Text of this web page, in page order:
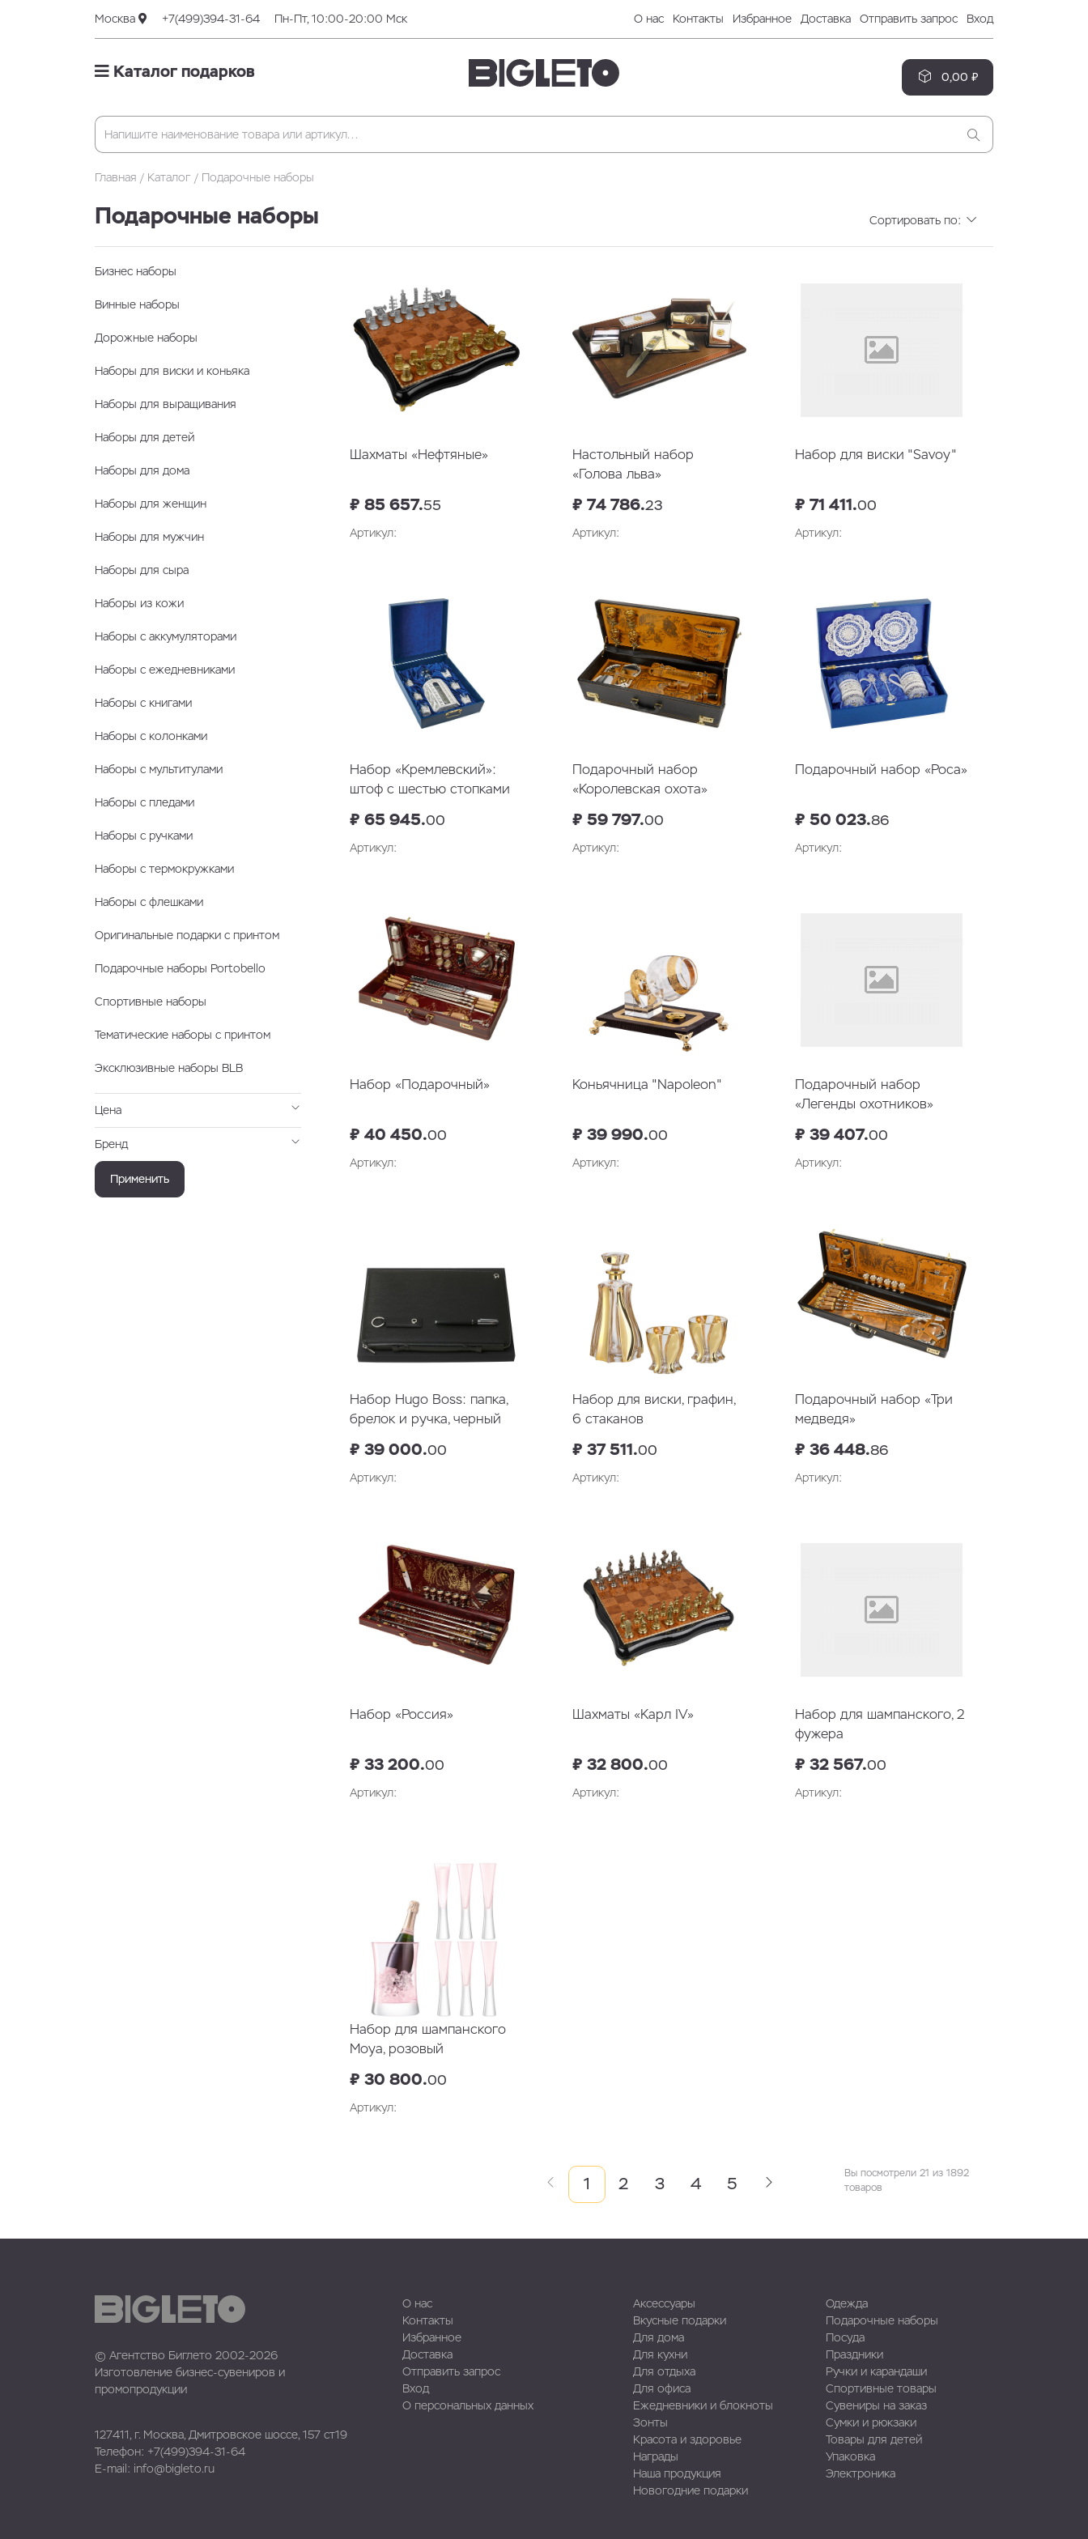
Москва +7(499)394-31-64 Пн-Пт, 10:00-20:00 Мск О нас Контакты Избранное Доставка Отправить запрос Вход
Каталог подарков 0,00 ₽
Главная Каталог Подарочные наборы
Подарочные наборы Сортировать по:
Бизнес наборы
Винные наборы
Дорожные наборы
Наборы для виски и коньяка
Наборы для выращивания
Наборы для детей
Наборы для дома
Наборы для женщин
Наборы для мужчин
Наборы для сыра
Наборы из кожи
Наборы с аккумуляторами
Наборы с ежедневниками
Наборы с книгами
Наборы с колонками
Наборы с мультитулами
Наборы с пледами
Наборы с ручками
Наборы с термокружками
Наборы с флешками
Оригинальные подарки с принтом
Подарочные наборы Portobello
Спортивные наборы
Тематические наборы с принтом
Эксклюзивные наборы BLB
Цена
Бренд
Применить
Шахматы «Нефтяные»
₽ 85 657.55
Артикул:
Настольный набор
«Голова льва»
₽ 74 786.23
Артикул:
Набор для виски "Savoy"
₽ 71 411.00
Артикул:
Набор «Кремлевский»:
штоф с шестью стопками
₽ 65 945.00
Артикул:
Подарочный набор
«Королевская охота»
₽ 59 797.00
Артикул:
Подарочный набор «Роса»
₽ 50 023.86
Артикул:
Набор «Подарочный»
₽ 40 450.00
Артикул:
Коньячница "Napoleon"
₽ 39 990.00
Артикул:
Подарочный набор
«Легенды охотников»
₽ 39 407.00
Артикул:
Набор Hugo Boss: папка,
брелок и ручка, черный
₽ 39 000.00
Артикул:
Набор для виски, графин,
6 стаканов
₽ 37 511.00
Артикул:
Подарочный набор «Три
медведя»
₽ 36 448.86
Артикул:
Набор «Россия»
₽ 33 200.00
Артикул:
Шахматы «Карл IV»
₽ 32 800.00
Артикул:
Набор для шампанского, 2
фужера
₽ 32 567.00
Артикул:
Набор для шампанского
Moya, розовый
₽ 30 800.00
Артикул:
1 2 3 4 5
Вы посмотрели 21 из 1892
товаров
© Агентство Биглето 2002-2026
Изготовление бизнес-сувениров и
промопродукции
127411, г. Москва, Дмитровское шоссе, 157 ст19
Телефон: +7(499)394-31-64
E-mail: info@bigleto.ru
О нас
Контакты
Избранное
Доставка
Отправить запрос
Вход
О персональных данных
Аксессуары
Вкусные подарки
Для дома
Для кухни
Для отдыха
Для офиса
Ежедневники и блокноты
Зонты
Красота и здоровье
Награды
Наша продукция
Новогодние подарки
Одежда
Подарочные наборы
Посуда
Праздники
Ручки и карандаши
Спортивные товары
Сувениры на заказ
Сумки и рюкзаки
Товары для детей
Упаковка
Электроника